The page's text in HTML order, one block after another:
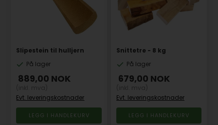
Slipestein til hulljern
På lager
889,00 NOK
Evt. leveringskostnader
Snittetre - 8 kg
På lager
679,00 NOK
Evt. leveringskostnader